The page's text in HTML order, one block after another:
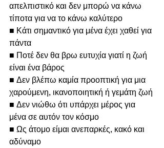
απελπιστικό και δεν μπορώ να κάνω
τίποτα για να το κάνω καλύτερο
■ Κάτι σημαντικό για μένα έχει χαθεί για
πάντα
■ Ποτέ δεν θα βρω ευτυχία γιατί η ζωή
είναι ένα βάρος
■ Δεν βλέπω καμία προοπτική για μια
χαρούμενη, ικανοποιητική ή γεμάτη ζωή
■ Δεν νιώθω ότι υπάρχει μέρος για
μένα σε αυτόν τον κόσμο
■ Ως άτομο είμαι ανεπαρκές, κακό και
αδύναμο